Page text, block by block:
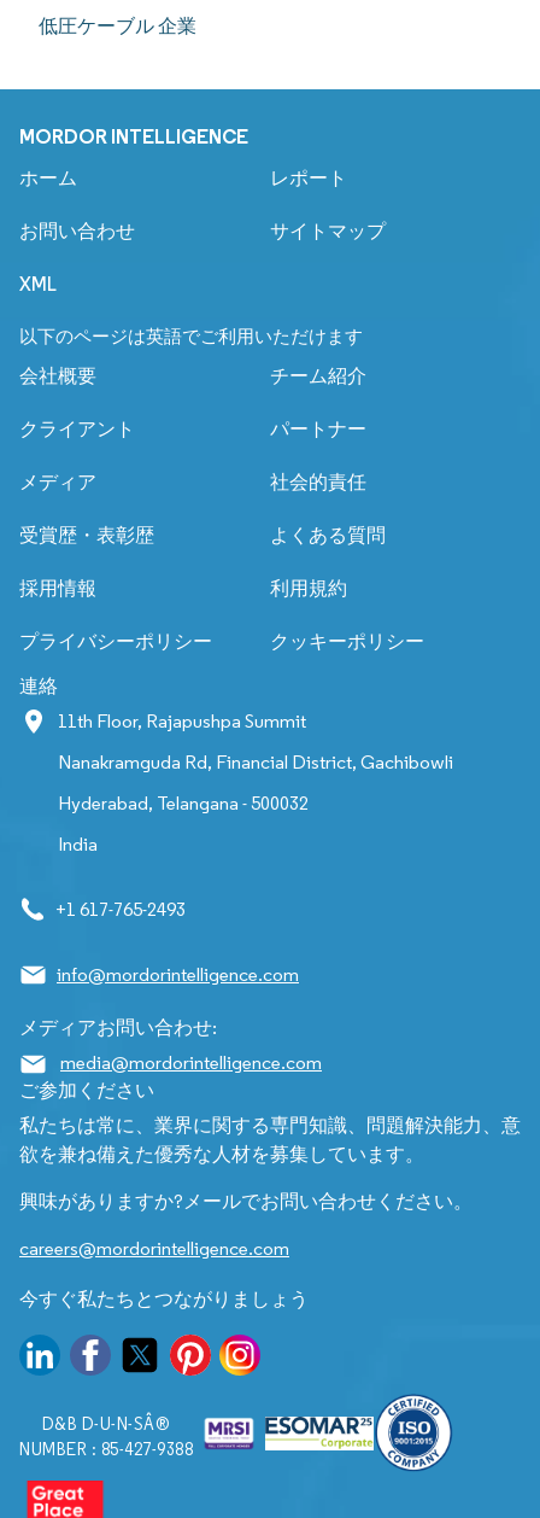
低圧ケーブル 企業
MORDOR INTELLIGENCE
ホーム レポート
お問い合わせ サイトマップ
XML
以下のページは英語でご利用いただけます
会社概要
チーム紹介
クライアント パートナー
メディア 社会的責任
受賞歴・表彰歴 よくある質問
採用情報 利用規約
プライバシーポリシー クッキーポリシー
連絡
11th Floor, Rajapushpa Summit
Nanakramguda Rd, Financial District, Gachibowli
Hyderabad, Telangana - 500032
India
+1 617-765-2493
info@mordorintelligence.com
メディアお問い合わせ:
media@mordorintelligence.com
ご参加ください
私たちは常に、業界に関する専門知識、問題解決能力、意
欲を兼ね備えた優秀な人材を募集しています。
興味がありますか?メールでお問い合わせください。
careers@mordorintelligence.com
今すぐ私たちとつながりましょう
D&B D-U-N-SÂ®
NUMBER : 85-427-9388